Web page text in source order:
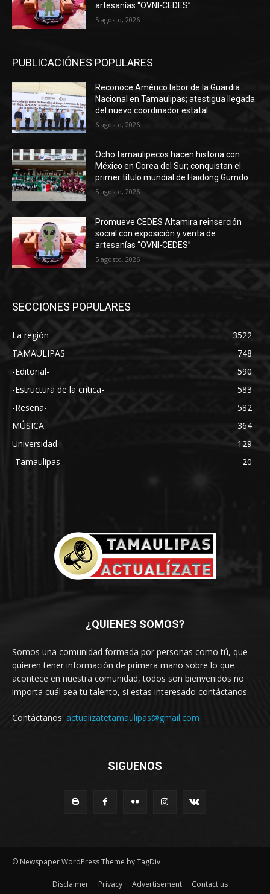
artesanías “OVNI-CEDES”
5 agosto, 2026
PUBLICACIÓNES POPULARES
Reconoce Américo labor de la Guardia
Nacional en Tamaulipas; atestigua llegada
del nuevo coordinador estatal
6 agosto, 2026
Ocho tamaulipecos hacen historia con
México en Corea del Sur; conquistan el
primer título mundial de Haidong Gumdo
5 agosto, 2026
Promueve CEDES Altamira reinserción
social con exposición y venta de
artesanías “OVNI-CEDES”
5 agosto, 2026
SECCIONES POPULARES
La región
3522
TAMAULIPAS
748
-Editorial-
590
-Estructura de la crítica-
583
-Reseña-
582
MÚSICA
364
Universidad
129
-Tamaulipas-
20
¿QUIENES SOMOS?
Somos una comunidad formada por personas como tú, que
quieren tener información de primera mano sobre lo que
acontece en nuestra comunidad, todos son bienvenidos no
importa cuál sea tu talento, si estas interesado contáctanos.
Contáctanos: actualizatetamaulipas@gmail.com
SIGUENOS
© Newspaper WordPress Theme by TagDiv
Disclaimer Privacy Advertisement Contact us